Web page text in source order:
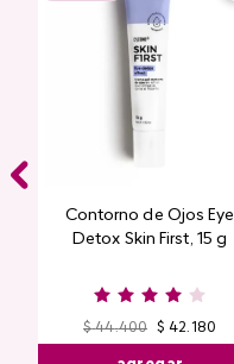
Contorno de Ojos Eye
Detox Skin First, 15 g
$ 44.400 $ 42.180